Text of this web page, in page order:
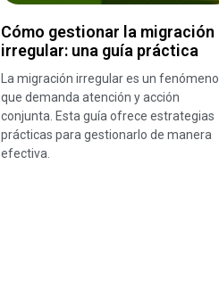
Cómo gestionar la migración
irregular: una guía práctica
La migración irregular es un fenómeno
que demanda atención y acción
conjunta. Esta guía ofrece estrategias
prácticas para gestionarlo de manera
efectiva.